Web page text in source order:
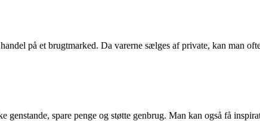
på et brugtmarked. Da varerne sælges af private, kan man
genstande, spare penge og støtte genbrug. Man kan også få